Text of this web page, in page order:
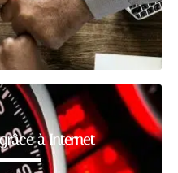
à Internet